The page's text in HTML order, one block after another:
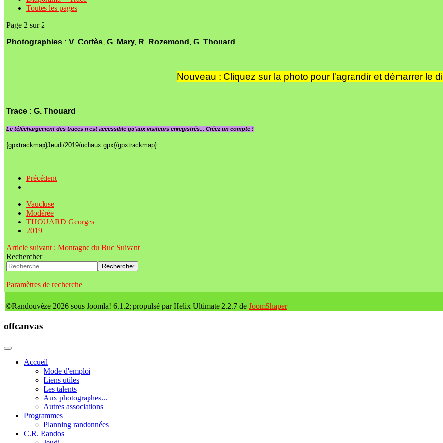
Toutes les pages
Page 2 sur 2
Photographies : V. Cortès, G. Mary, R. Rozemond, G. Thouard
Nouveau : Cliquez sur la photo pour l'agrandir et démarrer le
Trace : G. Thouard
Le téléchargement des traces n'est accessible qu'aux visiteurs enregistrés... Créez un compte !
{gpxtrackmap}Jeudi/2019/uchaux.gpx{/gpxtrackmap}
Précédent
Vaucluse
Modérée
THOUARD Georges
2019
Article suivant : Montagne du Buc Suivant
Rechercher
Rechercher
Paramètres de recherche
©Randouvèze 2026 sous Joomla! 6.1.2; propulsé par Helix Ultimate 2.2.7 de JoomShaper
offcanvas
Accueil
Mode d'emploi
Liens utiles
Les talents
Aux photographes...
Autres associations
Programmes
Planning randonnées
C.R. Randos